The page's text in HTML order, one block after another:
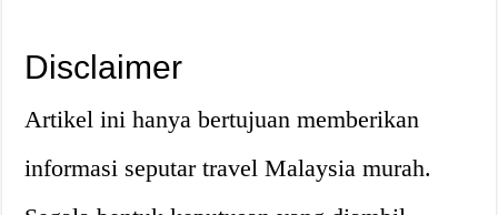
Disclaimer
Artikel ini hanya bertujuan memberikan
informasi seputar travel Malaysia murah.